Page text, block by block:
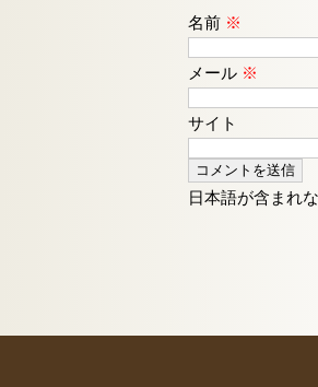
名前 ※
メール ※
サイト
日本語が含まれ